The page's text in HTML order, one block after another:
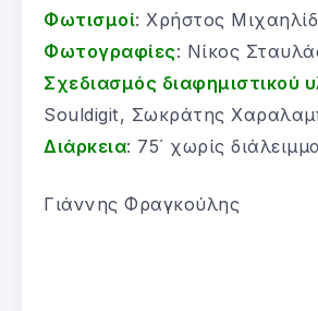
Φωτισμοί: Χρήστος
Φωτογραφίες: Νίκος
Σχεδιασμός διαφημιστικού
Souldigit, Σωκράτης
Διάρκεια: 75΄ χωρίς
Γιάννης Φραγκούλης